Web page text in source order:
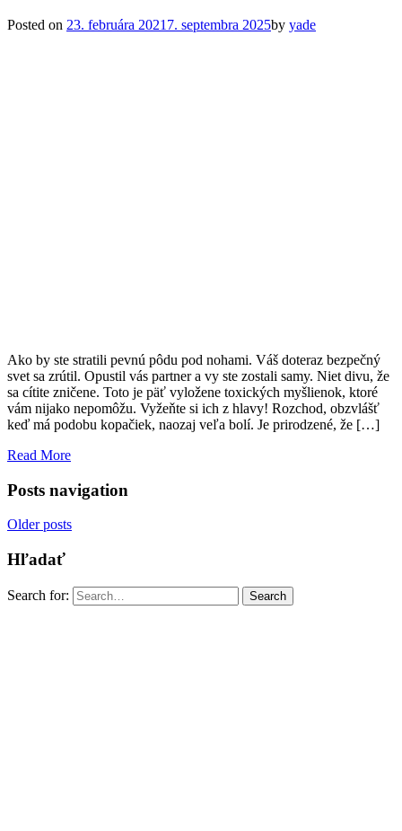
Posted on 23. februára 2021 7. septembra 2025by yade
Ako by ste stratili pevnú pôdu pod nohami. Váš doteraz bezpečný
svet sa zrútil. Opustil vás partner a vy ste zostali samy. Niet divu, že
sa cítite zničene. Toto je päť vyložene toxických myšlienok, ktoré
vám nijako nepomôžu. Vyžeňte si ich z hlavy! Rozchod, obzvlášť
keď má podobu kopačiek, naozaj veľa bolí. Je prirodzené, že […]
Read More
Posts navigation
Older posts
Hľadať
Search for: Search